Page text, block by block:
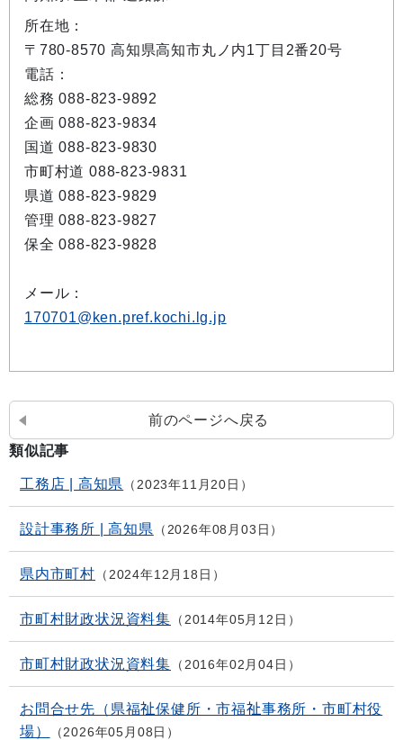
所在地：
〒780-8570 高知県高知市丸ノ内1丁目2番20号
電話：
総務 088-823-9892
企画 088-823-9834
国道 088-823-9830
市町村道 088-823-9831
県道 088-823-9829
管理 088-823-9827
保全 088-823-9828
メール：
170701@ken.pref.kochi.lg.jp
前のページへ戻る
類似記事
工務店 | 高知県 2023年11月20日
設計事務所 | 高知県 2026年08月03日
県内市町村 2024年12月18日
市町村財政状況資料集 2014年05月12日
市町村財政状況資料集 2016年02月04日
お問合せ先（県福祉保健所・市福祉事務所・市町村役
場）
2026年05月08日